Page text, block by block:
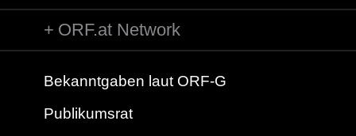
ORF.at Network
Bekanntgaben laut ORF-G
Publikumsrat